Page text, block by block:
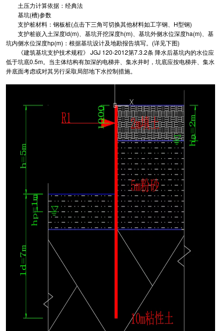
土压力计算依据：经典法
基坑(槽)参数
支护桩材料：钢板桩(点击下三角可切换其他材料如工字钢、H型钢)
支护桩嵌入土深度ld(m)、基坑开挖深度h(m)、基坑外侧水位深度ha(m)、基
坑内侧水位深度hp(m)：根据基坑设计及地勘报告填写。(详见下图)
《建筑基坑支护技术规程》 JGJ 120-2012第7.3.2条 降水后基坑内的水位应
低于坑底0.5m。当主体结构有加深的电梯井、集水井时，坑底应按电梯井、集水
井底面考虑或对其另行采取局部地下水控制措施。